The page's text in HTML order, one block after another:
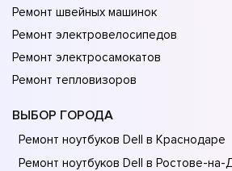
Ремонт швейных машинок
Ремонт электровелосипедов
Ремонт электросамокатов
Ремонт тепловизоров
ВЫБОР ГОРОДА
Ремонт ноутбуков Dell в Краснодаре
Ремонт ноутбуков Dell в Ростове-на-